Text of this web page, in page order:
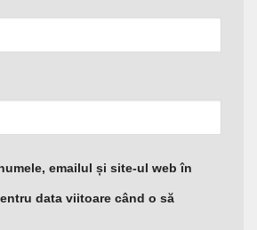
emailul și site-ul web în
data viitoare când o să